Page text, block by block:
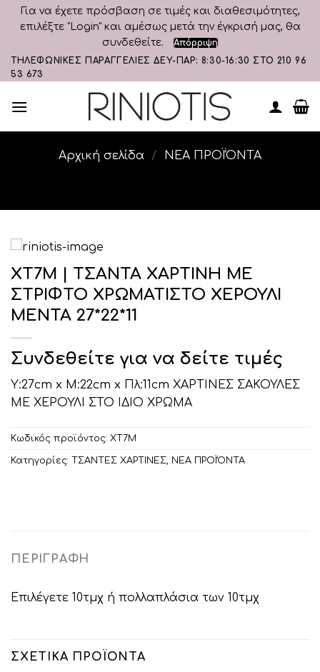
Για να έχετε πρόσβαση σε τιμές και διαθεσιμότητες,
επιλέξτε "Login" και αμέσως μετά την έγκρισή μας, θα
συνδεθείτε.
Απόρριψη
Skip
to
ΤΗΛΕΦΩΝΙΚΕΣ ΠΑΡΑΓΓΕΛΙΕΣ ΔΕΥ-ΠΑΡ: 8:30-16:30 ΣΤΟ 210 96
53 673
Αρχική σελίδα / ΝΕΑ ΠΡΟΪΌΝΤΑ
ΧΤ7Μ | ΤΣΑΝΤΑ ΧΑΡΤΙΝΗ ΜΕ
ΣΤΡΙΦΤΟ ΧΡΩΜΑΤΙΣΤΟ ΧΕΡΟΥΛΙ
ΜΕΝΤΑ 27*22*11
Συνδεθείτε για να δείτε τιμές
Υ:27cm x Μ:22cm x Πλ:11cm ΧΑΡΤΙΝΕΣ ΣΑΚΟΥΛΕΣ
ΜΕ ΧΕΡΟΥΛΙ ΣΤΟ ΙΔΙΟ ΧΡΩΜΑ
Κωδικός προϊόντος: ΧΤ7Μ
Κατηγορίες: ΤΣΑΝΤΕΣ ΧΑΡΤΙΝΕΣ, ΝΕΑ ΠΡΟΪΌΝΤΑ
ΠΕΡΙΓΡΑΦΉ
Επιλέγετε 10τμχ ή πολλαπλάσια των 10τμχ
ΣΧΕΤΙΚΆ ΠΡΟΪΌΝΤΑ